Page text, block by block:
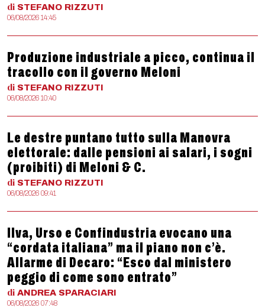
di STEFANO RIZZUTI
06/08/2026 14:45
Produzione industriale a picco, continua il
tracollo con il governo Meloni
di STEFANO RIZZUTI
06/08/2026 10:40
Le destre puntano tutto sulla Manovra
elettorale: dalle pensioni ai salari, i sogni
(proibiti) di Meloni & C.
di STEFANO RIZZUTI
06/08/2026 09:41
Ilva, Urso e Confindustria evocano una
“cordata italiana” ma il piano non c’è.
Allarme di Decaro: “Esco dal ministero
peggio di come sono entrato”
di ANDREA SPARACIARI
06/08/2026 07:48